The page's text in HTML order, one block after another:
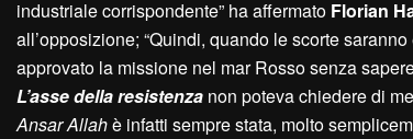
industriale corrispondente” ha affermato Florian
all’opposizione; “Quindi, quando le scorte
approvato la missione nel mar Rosso senza
L’asse della resistenza non poteva chiedere di
AnsarAllahè infatti sempre stata, molto